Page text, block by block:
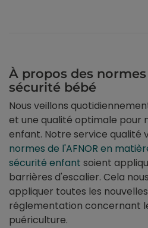
À propos des
sécurité bébé
Nous veillons
et une qualité optimale pour
enfant. Notre service qualité
normes de l'AFNOR en
sécurité enfant soient
barrières d'escalier. Cela
appliquer toutes les
réglementation concernant
puériculture.